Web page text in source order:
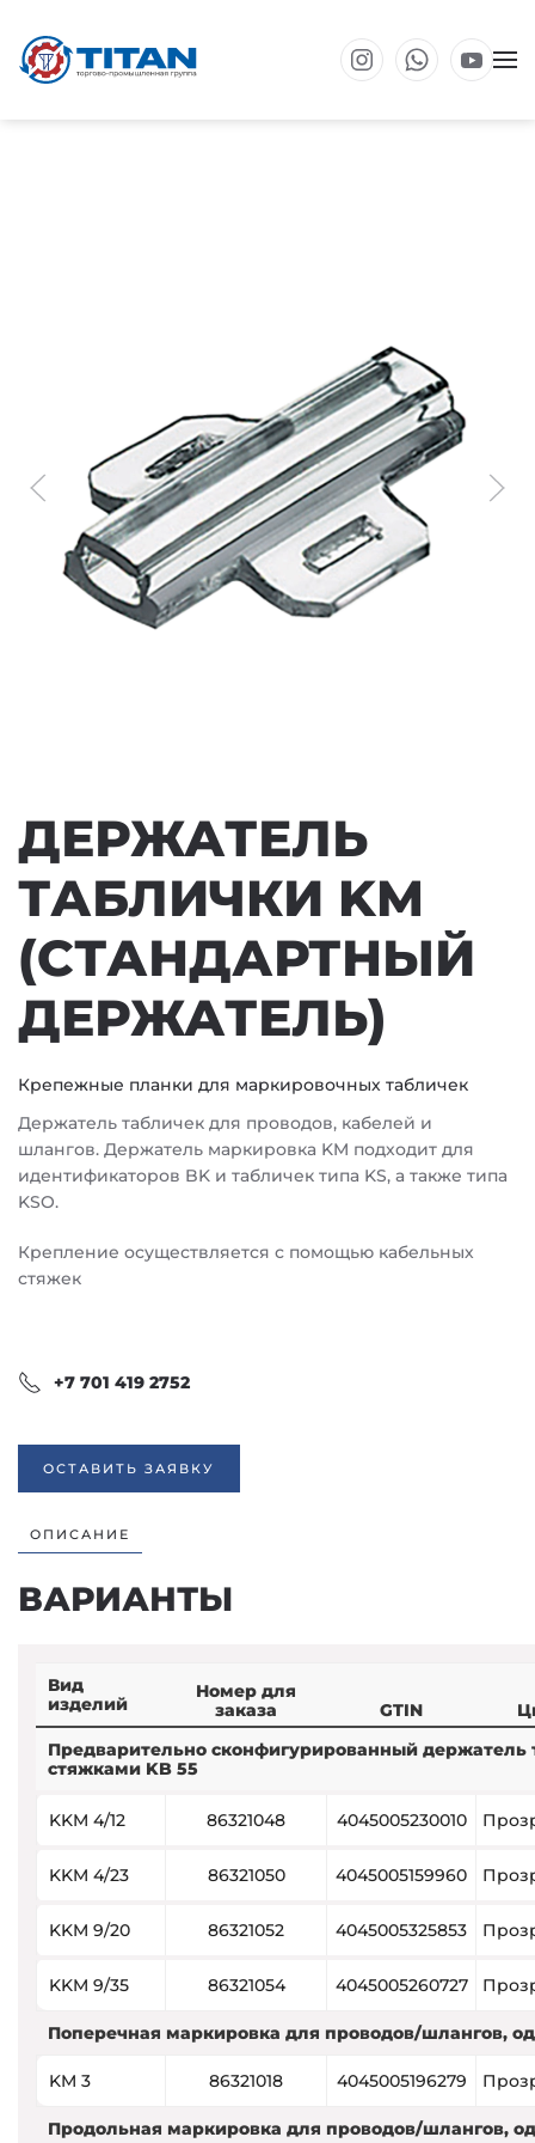
Перейти к основному содержанию
ДЕРЖАТЕЛЬ
ТАБЛИЧКИ KM
(СТАНДАРТНЫЙ
ДЕРЖАТЕЛЬ)
Крепежные планки для маркировочных табличек
Держатель табличек для проводов, кабелей и
шлангов. Держатель маркировка KM подходит для
идентификаторов BK и табличек типа KS, а также типа
KSO.
Крепление осуществляется с помощью кабельных
стяжек
+7 701 419 2752
ОСТАВИТЬ ЗАЯВКУ
ОПИСАНИЕ
ВАРИАНТЫ
Вид
изделий
Номер для
заказа
GTIN
Предварительно сконфигурированный
стяжками KB 55
KKM 4/12 86321048 4045005230010
KKM 4/23 86321050 4045005159960
KKM 9/20 86321052 4045005325853
KKM 9/35 86321054 4045005260727
Поперечная маркировка для проводов/шлангов,
KM 3 86321018 4045005196279
Продольная маркировка для проводов/шлангов,